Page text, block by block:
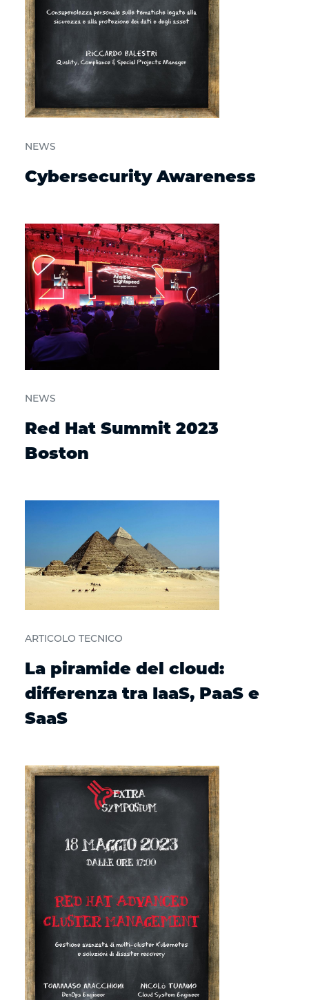
NEWS
Cybersecurity Awareness
NEWS
Red Hat Summit 2023
Boston
ARTICOLO TECNICO
La piramide del cloud:
differenza tra IaaS, PaaS e
SaaS